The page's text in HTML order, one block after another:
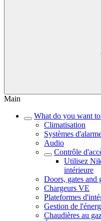
Main
What do you want
Climatisation
Systèmes
Audio
Contrôle
Utilisez
intérieure
Doors, gates and
Chargeurs VE
Plateformes
Gestion de
Chaudières au